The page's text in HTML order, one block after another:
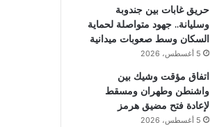
حريق غابات بين جندوبة
وسليانة.. جهود متواصلة لحماية
السكان وسط صعوبات ميدانية
5 أغسطس، 2026
اتفاق مؤقت وشيك بين
واشنطن وطهران ومسقط
لإعادة فتح مضيق هرمز
5 أغسطس، 2026